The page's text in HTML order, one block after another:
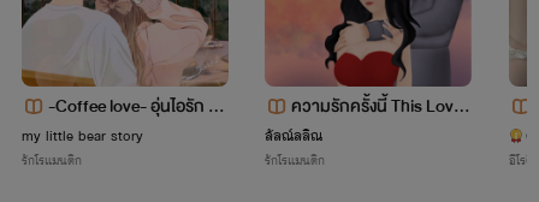
-Coffee love- อุ่นไอรัก กลิ่
นกาแฟ
my little bear story
รักโรแมนติก
ความรักครั้งนี้ This Love
18+
ลัลณ์ลลิณ
รักโรแมนติก
คุ
อีโรติก